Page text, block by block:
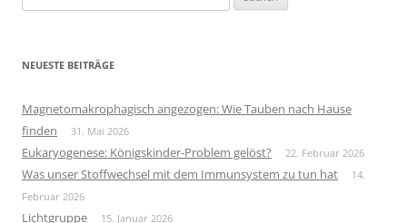
nach:
NEUESTE BEITRÄGE
Magnetomakrophagisch angezogen: Wie Tauben nach Hause
finden
31. Mai 2026
Eukaryogenese: Königskinder-Problem gelöst? 22. Februar 2026
Was unser Stoffwechsel mit dem Immunsystem zu tun hat
14.
Februar 2026
Lichtgruppe 15. Januar 2026